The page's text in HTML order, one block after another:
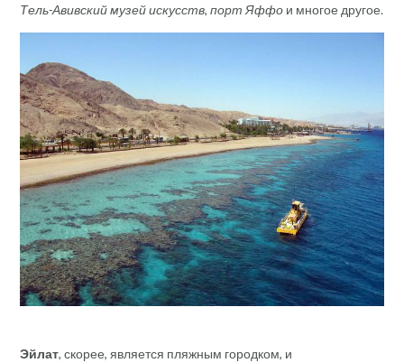
Тель-Авивский музей искусств, порт Яффо и многое другое.
Эйлат, скорее, является пляжным городком, и